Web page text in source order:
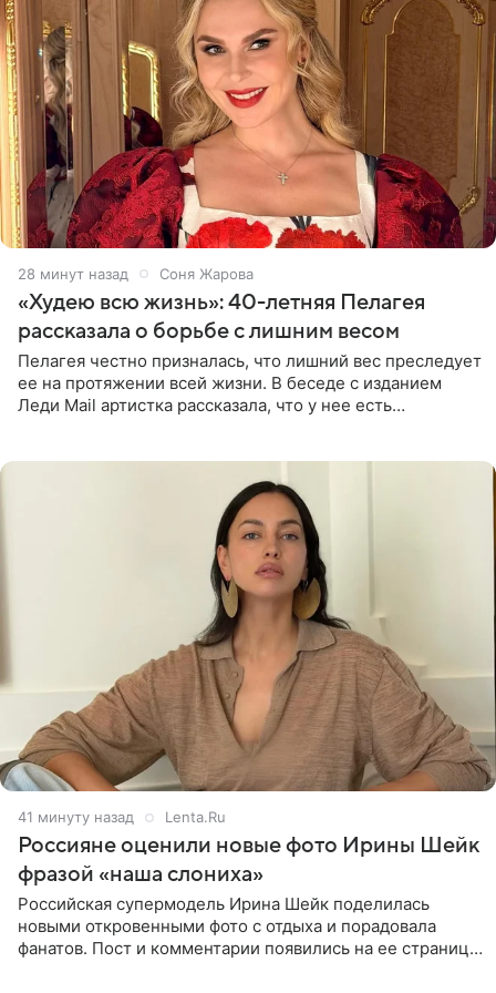
28 минут назад Соня Жарова
«Худею всю жизнь»: 40-летняя Пелагея
рассказала о борьбе с лишним весом
Пелагея честно призналась, что лишний вес преследует
ее на протяжении всей жизни. В беседе с изданием
Леди Mail артистка рассказала, что у нее есть
41 минуту назад Lenta.Ru
Россияне оценили новые фото Ирины Шейк
фразой «наша слониха»
Российская супермодель Ирина Шейк поделилась
новыми откровенными фото с отдыха и порадовала
фанатов. Пост и комментарии появились на ее странице